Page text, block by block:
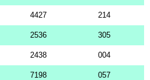
4427 214
2536 305
2438 004
7198 057